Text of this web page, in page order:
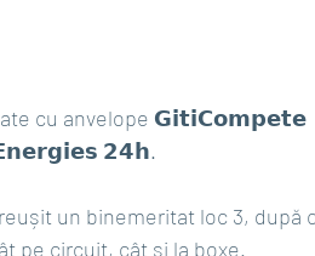
cu anvelope 𝗚𝗶𝘁𝗶𝗖𝗼𝗺𝗽𝗲𝘁𝗲
𝟮𝟰𝗵.
reușit un binemeritat loc 3, după
pe circuit, cât și la boxe.